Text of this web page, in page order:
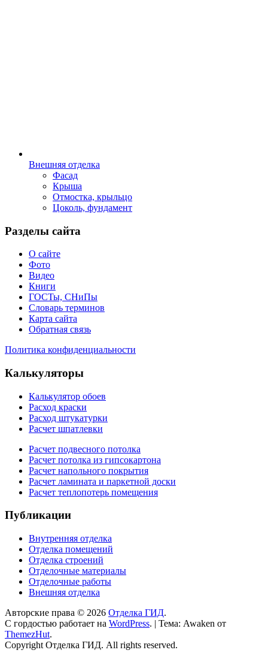
Внешняя отделка
Фасад
Крыша
Отмостка, крыльцо
Цоколь, фундамент
Разделы сайта
О сайте
Фото
Видео
Книги
ГОСТы, СНиПы
Словарь терминов
Карта сайта
Обратная связь
Политика конфиденциальности
Калькуляторы
Калькулятор обоев
Расход краски
Расход штукатурки
Расчет шпатлевки
Расчет подвесного потолка
Расчет потолка из гипсокартона
Расчет напольного покрытия
Расчет ламината и паркетной доски
Расчет теплопотерь помещения
Публикации
Внутренняя отделка
Отделка помещений
Отделка строений
Отделочные материалы
Отделочные работы
Внешняя отделка
Авторские права © 2026 Отделка ГИД.
С гордостью работает на WordPress. | Тема: Awaken от
ThemezHut.
Copyright Отделка ГИД. All rights reserved.